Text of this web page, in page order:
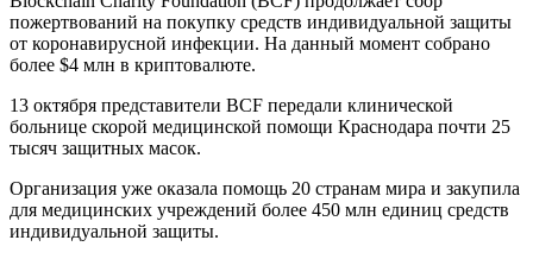
пожертвований на покупку средств индивидуальной защиты
от коронавирусной инфекции. На данный момент собрано
более $4 млн в криптовалюте.
13 октября представители BCF передали клинической
больнице скорой медицинской помощи Краснодара почти 25
тысяч защитных масок.
Организация уже оказала помощь 20 странам мира и закупила
для медицинских учреждений более 450 млн единиц средств
индивидуальной защиты.